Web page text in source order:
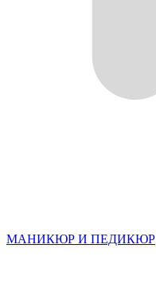
МАНИКЮР И ПЕДИКЮР